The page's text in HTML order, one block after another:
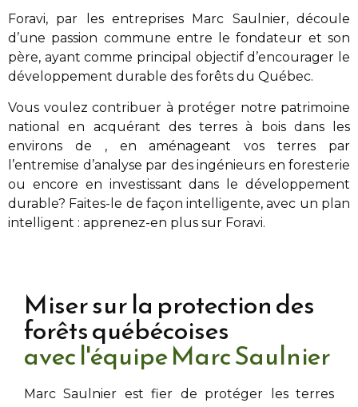
Foravi, par les entreprises Marc Saulnier, découle
d’une passion commune entre le fondateur et son
père, ayant comme principal objectif d’encourager le
développement durable des forêts du Québec.
Vous voulez contribuer à protéger notre patrimoine
national en acquérant des terres à bois dans les
environs de , en aménageant vos terres par
l’entremise d’analyse par des ingénieurs en foresterie
ou encore en investissant dans le développement
durable? Faites-le de façon intelligente, avec un plan
intelligent : apprenez-en plus sur Foravi.
Miser sur la protection des
forêts québécoises
avec l'équipe Marc Saulnier
Marc Saulnier est fier de protéger les terres